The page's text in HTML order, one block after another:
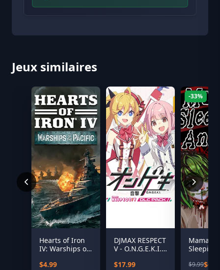
Jeux similaires
Hearts of Iron
IV: Warships of
$4.99
DJMAX RESPECT
V - O.N.G.E.K.I.
$17.99
-33%
Mama's
Sleeping
$9.99